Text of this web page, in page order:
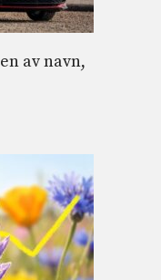
av navn,